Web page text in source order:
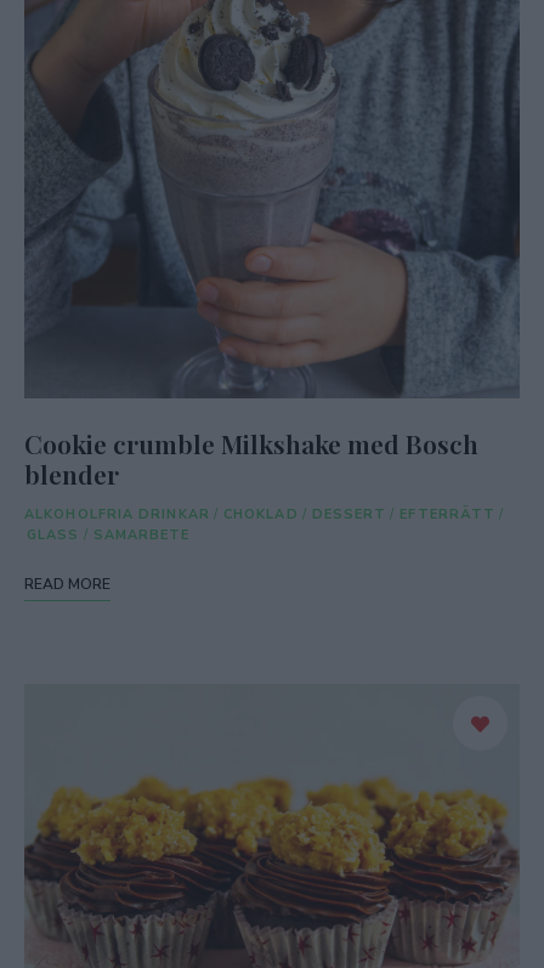
Cookie crumble Milkshake med Bosch
blender
ALKOHOLFRIA DRINKAR / CHOKLAD / DESSERT / EFTERRÄTT /
GLASS / SAMARBETE
READ MORE